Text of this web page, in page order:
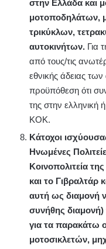
στην Ελλάδα και
μοτοποδηλάτων,
τρικύκλων,
αυτοκινήτων. Για
από τους/τις
εθνικής άδειας
προϋπόθεση ότι
της στην
ΚΟΚ.
Κάτοχοι
Ηνωμένες
Κοινοπολιτεία
και το Γιβραλτάρ
αυτή ως διαμονή
συνήθης
για τα παρακάτω
μοτοσικλετών,